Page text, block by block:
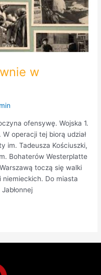
w
ofensywę. Wojska 1.
operacji tej biorą udział
im. Tadeusza Kościuszki,
Bohaterów Westerplatte
toczą się walki
Do miasta